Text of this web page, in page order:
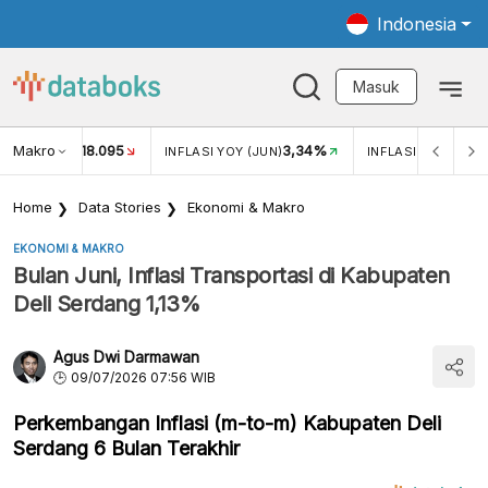
Indonesia
Masuk
Makro
USD/IDR 18.095 INFLASI YOY (JUN)3,34% INFLASI MOM
Home Data Stories Ekonomi & Makro
EKONOMI & MAKRO
Bulan Juni, Inflasi Transportasi di Kabupaten
Deli Serdang 1,13%
Agus Dwi Darmawan
09/07/2026 07:56 WIB
Perkembangan Inflasi (m-to-m) Kabupaten Deli
Serdang 6 Bulan Terakhir